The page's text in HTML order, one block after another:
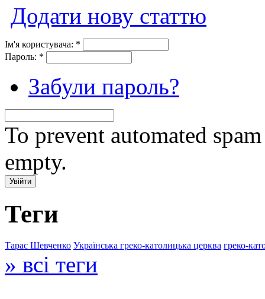
Додати нову статтю
Ім'я користувача: *
Пароль: *
Забули пароль?
To prevent automated
empty.
Теги
Тарас Шевченко Українська греко-католицька церква греко-
» всі теги